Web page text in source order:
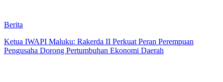
Berita
Ketua IWAPI Maluku: Rakerda II Perkuat Peran Perempuan
Pengusaha Dorong Pertumbuhan Ekonomi Daerah